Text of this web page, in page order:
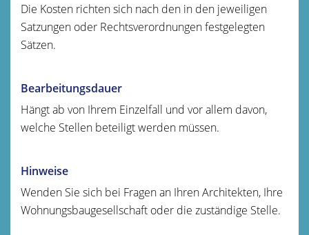
Die Kosten richten sich nach den in den jeweiligen
Satzungen oder Rechtsverordnungen festgelegten
Sätzen.
Bearbeitungsdauer
Hängt ab von Ihrem Einzelfall und vor allem davon,
welche Stellen beteiligt werden müssen.
Hinweise
Wenden Sie sich bei Fragen an Ihren Architekten, Ihre
Wohnungsbaugesellschaft oder die zuständige Stelle.